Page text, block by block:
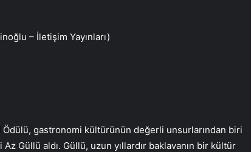
– İletişim Yayınları)
Ödülü, gastronomi kültürünün değerli unsurlarından biri
Güllü aldı. Güllü, uzun yıllardır baklavanın bir kültür